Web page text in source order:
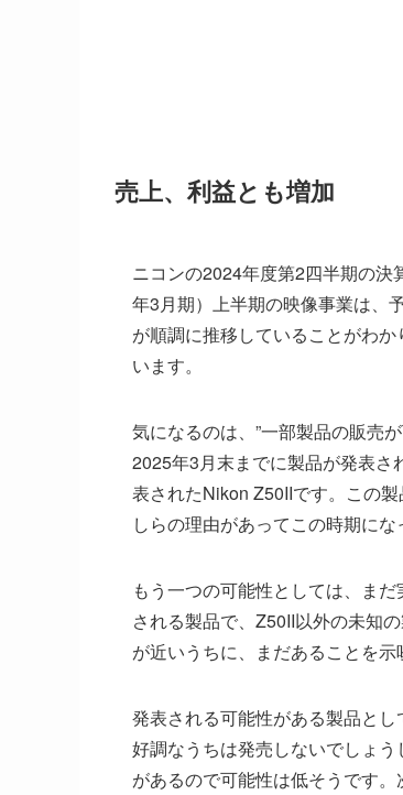
売上、利益とも増加
ニコンの2024年度第2四半期の
年3月期）上半期の映像事業は、
が順調に推移していることがわ
います。
気になるのは、”一部製品の販売
2025年3月末までに製品が発表さ
表されたNikon Z50IIです。この
しらの理由があってこの時期にな
もう一つの可能性としては、ま
される製品で、Z50II以外の未知
が近いうちに、まだあることを示
発表される可能性がある製品と
好調なうちは発売しないでしょ
があるので可能性は低そうです